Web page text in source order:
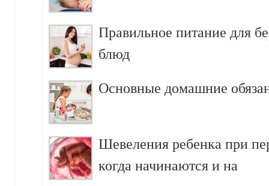
Правильное питание для
блюд
Основные домашние
Шевеления ребенка при
когда начинаются и на